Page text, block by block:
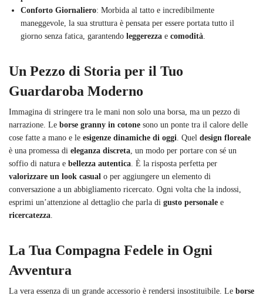
Conforto Giornaliero: Morbida al tatto e incredibilmente
maneggevole, la sua struttura è pensata per essere portata tutto il
giorno senza fatica, garantendo leggerezza e comodità.
Un Pezzo di Storia per il Tuo
Guardaroba Moderno
Immagina di stringere tra le mani non solo una borsa, ma un pezzo di
narrazione. Le borse granny in cotone sono un ponte tra il calore delle
cose fatte a mano e le esigenze dinamiche di oggi. Quel design floreale
è una promessa di eleganza discreta, un modo per portare con sé un
soffio di natura e bellezza autentica. È la risposta perfetta per
valorizzare un look casual o per aggiungere un elemento di
conversazione a un abbigliamento ricercato. Ogni volta che la indossi,
esprimi un’attenzione al dettaglio che parla di gusto personale e
ricercatezza.
La Tua Compagna Fedele in Ogni
Avventura
La vera essenza di un grande accessorio è rendersi insostituibile. Le borse